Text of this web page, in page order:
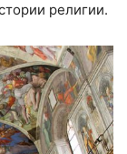
религии.